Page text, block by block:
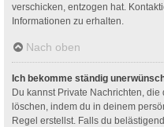
verschicken, entzogen hat.
Informationen zu erhalten.
Nach oben
Ich bekomme ständig
Du kannst Private Nachrichten,
löschen, indem du in deinem
Regel erstellst. Falls du